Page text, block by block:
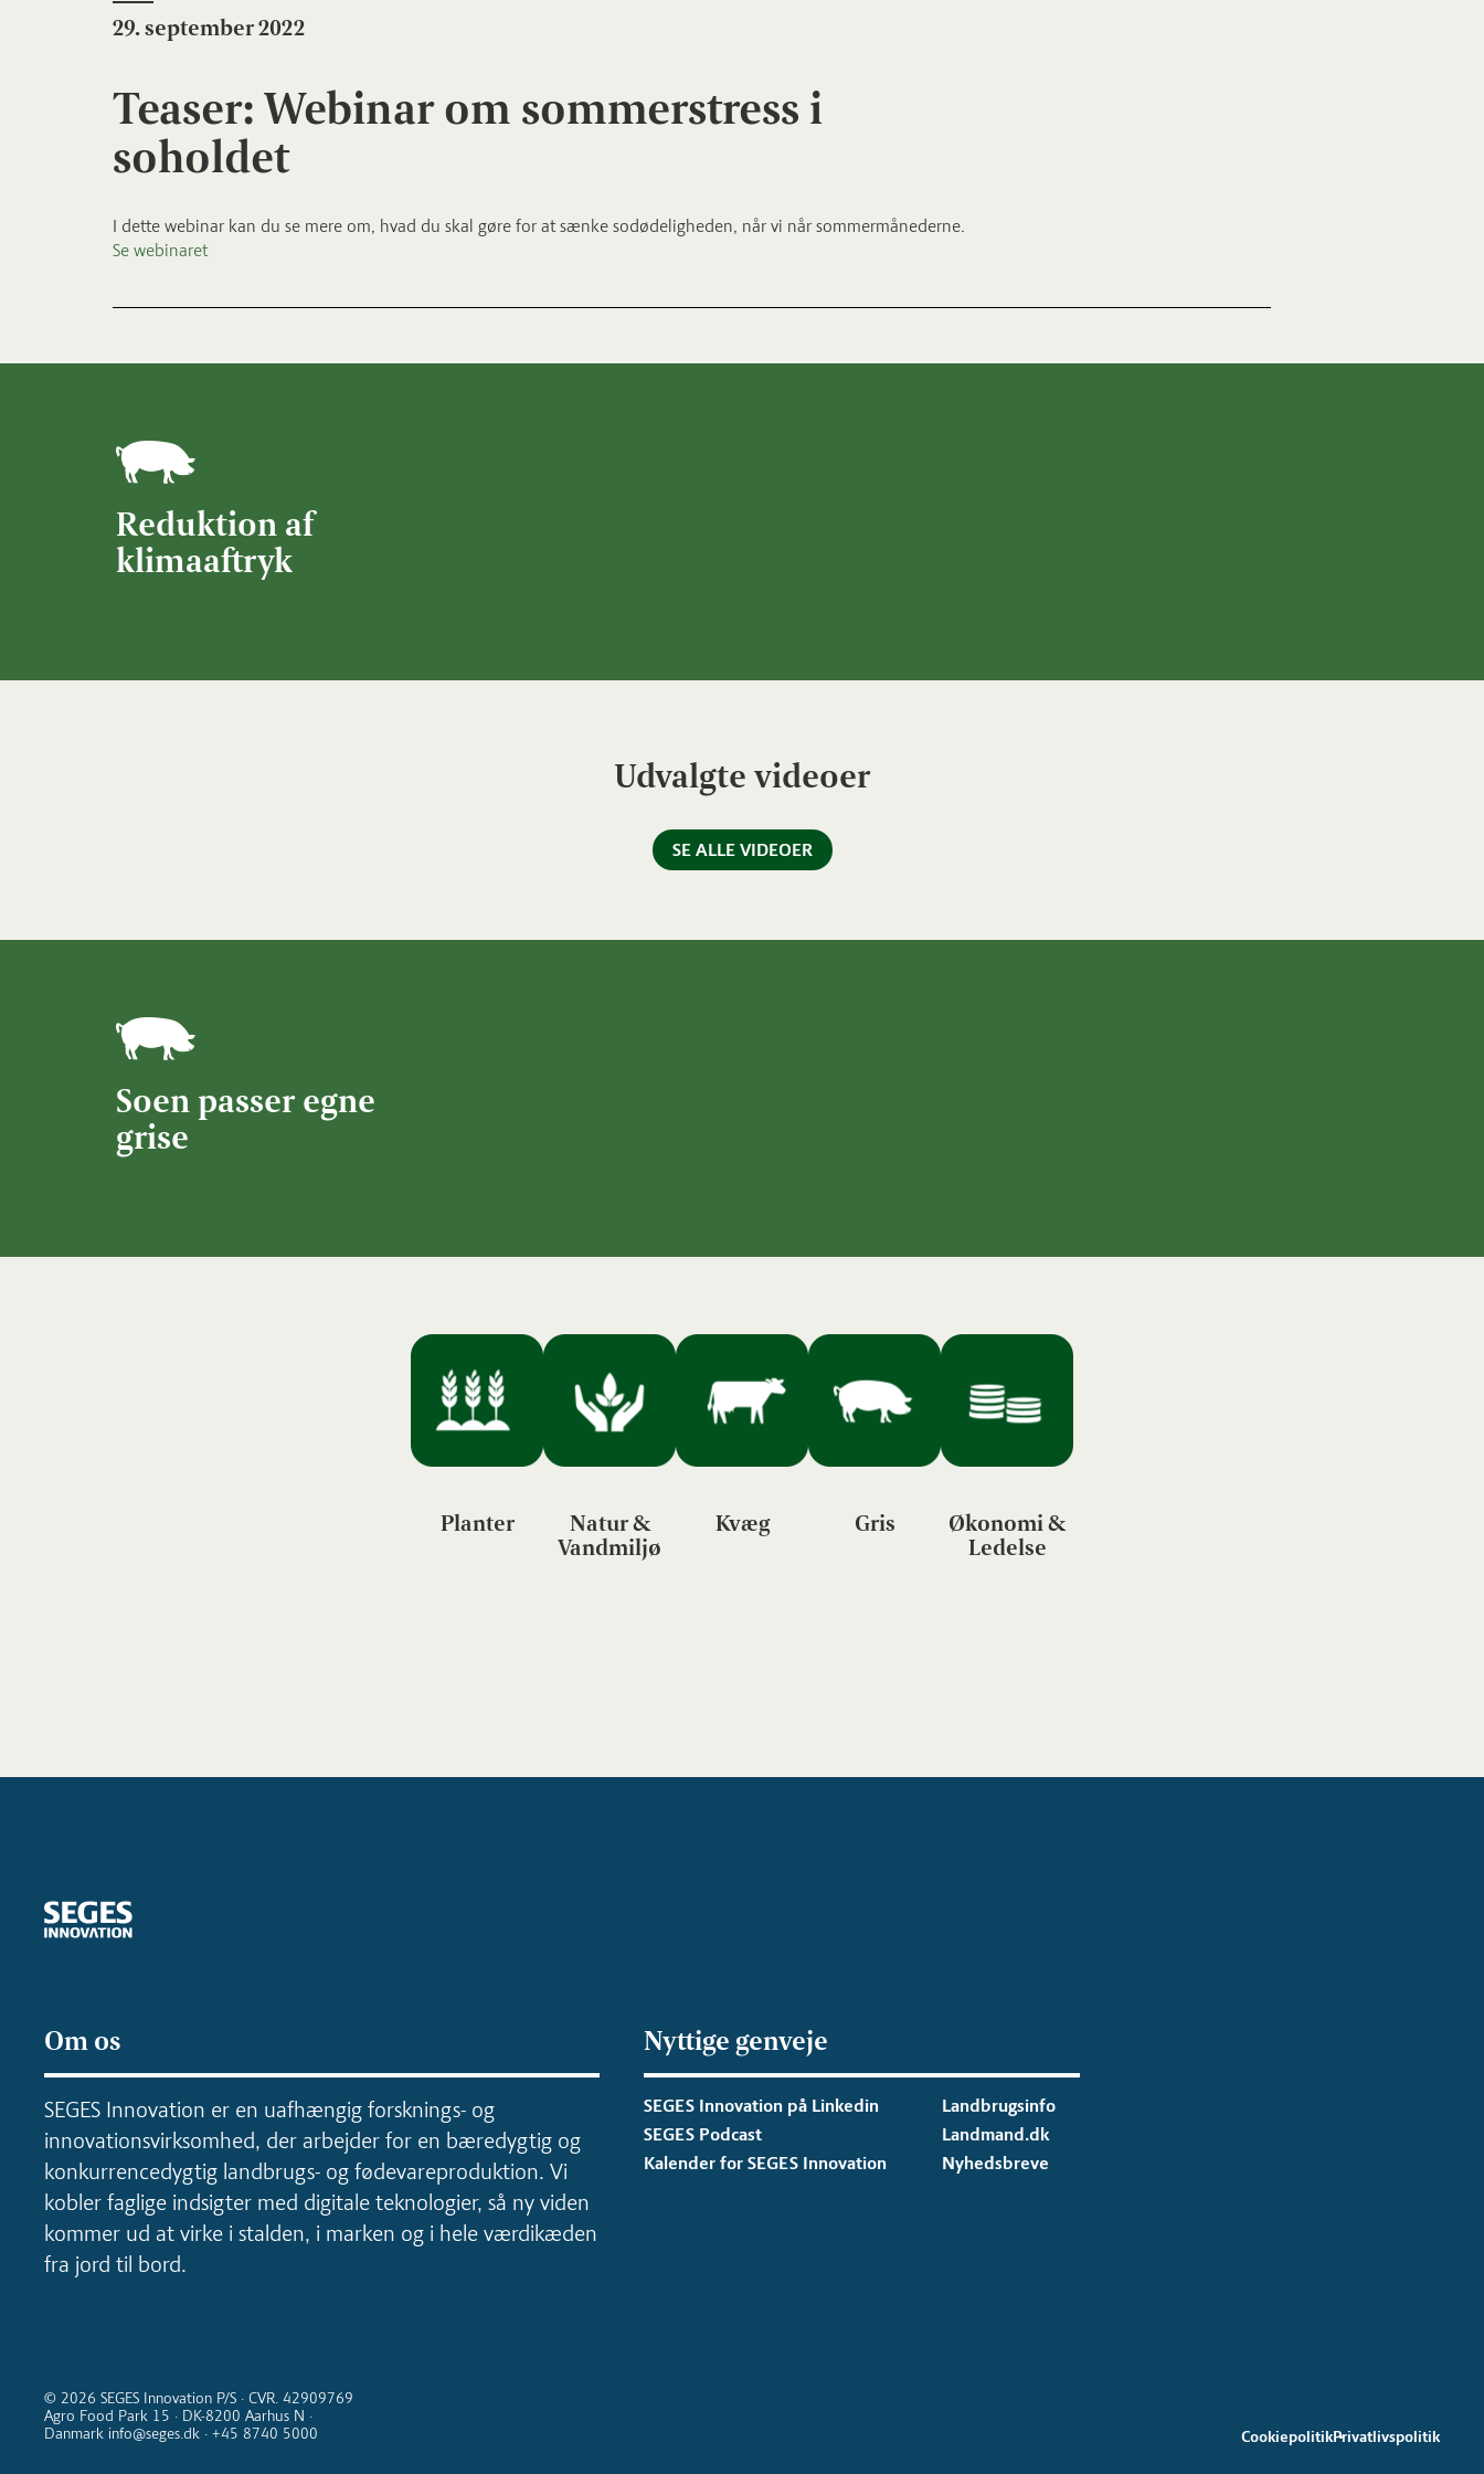
29. september 2022
Teaser: Webinar om sommerstress i
soholdet
I dette webinar kan du se mere om, hvad du skal gøre for at sænke sodødeligheden, når vi når sommermånederne.
Se webinaret
Reduktion af
klimaaftryk
Udvalgte videoer
SE ALLE VIDEOER
Soen passer egne
grise
Planter
Natur &
Vandmiljø
Kvæg Gris
Økonomi &
Ledelse
Om os
SEGES Innovation er en uafhængig forsknings- og
innovationsvirksomhed, der arbejder for en bæredygtig og
konkurrencedygtig landbrugs- og fødevareproduktion. Vi
kobler faglige indsigter med digitale teknologier, så ny viden
kommer ud at virke i stalden, i marken og i hele værdikæden
fra jord til bord.
Nyttige genveje
SEGES Innovation på Linkedin
SEGES Podcast
Kalender for SEGES Innovation
Landbrugsinfo
Landmand.dk
Nyhedsbreve
© 2026 SEGES Innovation P/S · CVR. 42909769
Agro Food Park 15 · DK-8200 Aarhus N ·
Danmark info@seges.dk · +45 8740 5000
CookiepolitikPrivatlivspolitik